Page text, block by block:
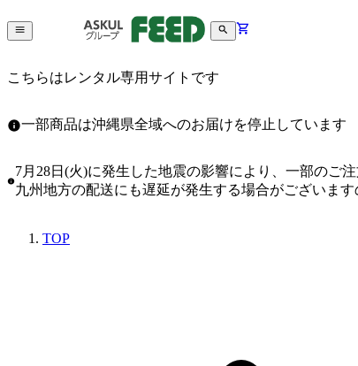
こちらはレンタル専用サイトです
一部商品は沖縄県全域へのお届けを停止しています
7月28日(火)に発生した地震の影響により、一部のご
九州地方の配送にも遅延が発生する場合がございま
TOP